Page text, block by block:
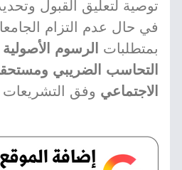
توصية لتعليق القبول
في حال عدم التزام
بمتطلبات
الرسوم
التحاسب الضريبي
الاجتماعي وفق التشريعات